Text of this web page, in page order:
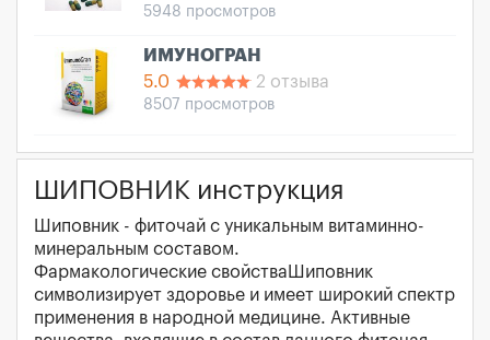
5948 просмотров
ИМУНОГРАН
5.0
2 отзыва
8507 просмотров
ШИПОВНИК инструкция
Шиповник - фиточай с уникальным витаминно-
минеральным составом.
Фармакологические свойстваШиповник
символизирует здоровье и имеет широкий спектр
применения в народной медицине. Активные